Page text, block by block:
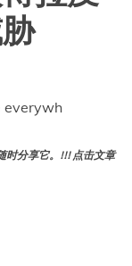
everywh
时分享它。!!! 点击文章